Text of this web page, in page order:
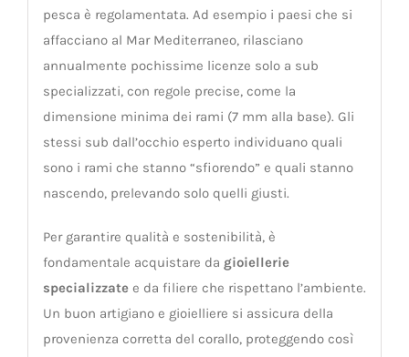
pesca è regolamentata. Ad esempio i paesi che si
affacciano al Mar Mediterraneo, rilasciano
annualmente pochissime licenze solo a sub
specializzati, con regole precise, come la
dimensione minima dei rami (7 mm alla base). Gli
stessi sub dall’occhio esperto individuano quali
sono i rami che stanno “sfiorendo” e quali stanno
nascendo, prelevando solo quelli giusti.
Per garantire qualità e sostenibilità, è
fondamentale acquistare da gioiellerie
specializzatee da filiere che rispettano l’ambiente.
Un buon artigiano e gioielliere si assicura della
provenienza corretta del corallo, proteggendo così